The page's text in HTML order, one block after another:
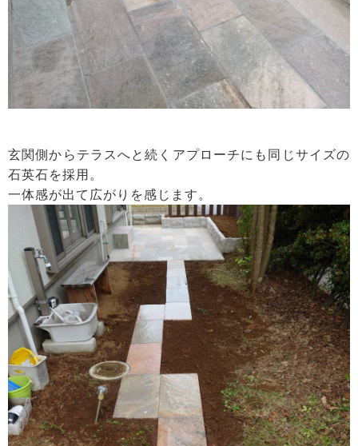
玄関側からテラスへと続くアプローチにも同じサイズの
石英石を採用。
一体感が出て広がりを感じます。